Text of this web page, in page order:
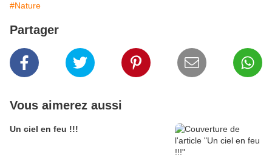
#Nature
Partager
Vous aimerez aussi
Un ciel en feu !!!